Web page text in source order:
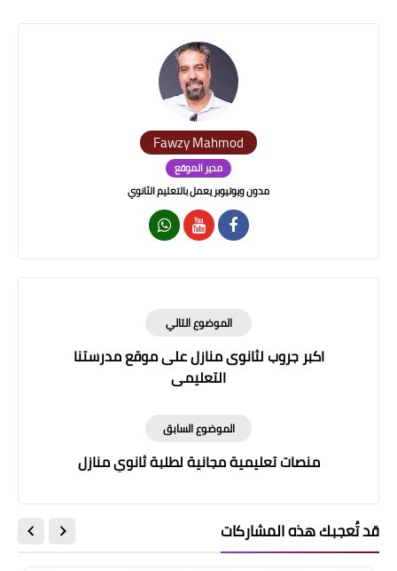
Fawzy Mahmod
مدير الموقع
مدون ويوتيوبر يعمل بالتعليم الثانوي
الموضوع التالي
اكبر جروب لثانوى منازل على موقع مدرستنا
التعليمى
الموضوع السابق
منصات تعليمية مجانية لطلبة ثانوي منازل
قد تُعجبك هذه المشاركات